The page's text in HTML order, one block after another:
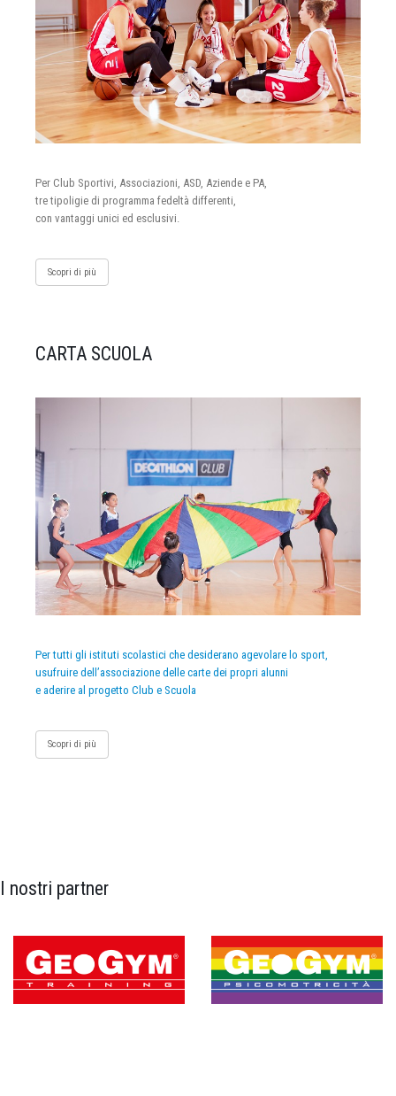
Per Club Sportivi, Associazioni, ASD, Aziende e PA,
tre tipoligie di programma fedeltà differenti,
con vantaggi unici ed esclusivi.
Scopri di più
CARTA SCUOLA
Per tutti gli istituti scolastici che desiderano agevolare lo sport,
usufruire dell’associazione delle carte dei propri alunni
e aderire al progetto Club e Scuola
Scopri di più
I nostri partner